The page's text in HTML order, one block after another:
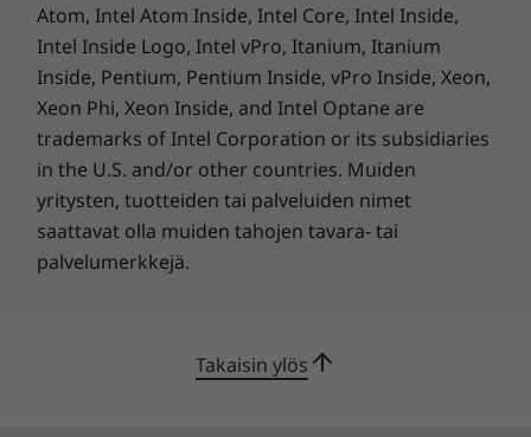
Esiasennetut ohjelmistot
Microsoft Teams -huoneet
ThinkSmart Manager
Takuu
Kolmen vuoden Lenovo Premier tuki
Kolmen vuoden ThinkSmart yhteistyön
asiantuntijapalvelut - Ota käyttöön
Kolmen vuoden ThinkSmart yhteistyön
asiantuntijapalvelut - Ylläpito
ThinkSmart Core Gen 2 (Microsoft Teams)
Atom, Intel Atom Inside, Intel Core, Intel Inside,
Intel Inside Logo, Intel vPro, Itanium, Itanium
Inside, Pentium, Pentium Inside, vPro Inside, Xeon,
Xeon Phi, Xeon Inside, and Intel Optane are
trademarks of Intel Corporation or its subsidiaries
in the U.S. and/or other countries. Muiden
yritysten, tuotteiden tai palveluiden nimet
saattavat olla muiden tahojen tavara- tai
palvelumerkkejä.
Takaisin ylös